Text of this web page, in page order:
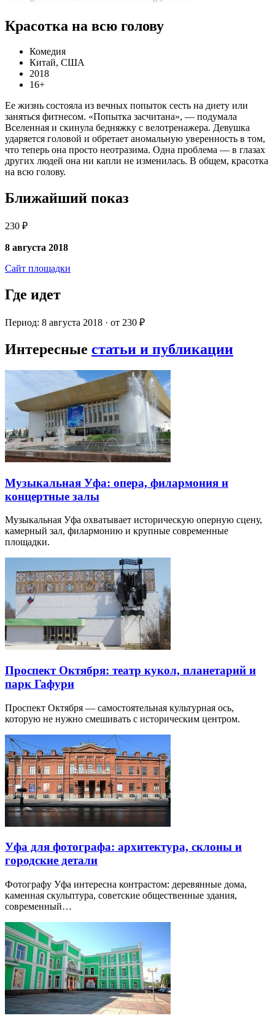
Красотка на всю голову
Комедия
Китай, США
2018
16+
Ее жизнь состояла из вечных попыток сесть на диету или
заняться фитнесом. «Попытка засчитана», — подумала
Вселенная и скинула бедняжку с велотренажера. Девушка
ударяется головой и обретает аномальную уверенность в том,
что теперь она просто неотразима. Одна проблема — в глазах
других людей она ни капли не изменилась. В общем, красотка
на всю голову.
Ближайший показ
230 ₽
8 августа 2018
Сайт площадки
Где идет
Период: 8 августа 2018 · от 230 ₽
Интересные статьи и публикации
Музыкальная Уфа: опера, филармония и
концертные залы
Музыкальная Уфа охватывает историческую оперную сцену,
камерный зал, филармонию и крупные современные
площадки.
Проспект Октября: театр кукол, планетарий и
парк Гафури
Проспект Октября — самостоятельная культурная ось,
которую не нужно смешивать с историческим центром.
Уфа для фотографа: архитектура, склоны и
городские детали
Фотографу Уфа интересна контрастом: деревянные дома,
каменная скульптура, советские общественные здания,
современный…